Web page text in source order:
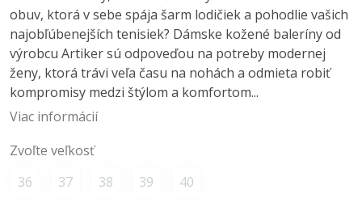
obuv, ktorá v sebe spája šarm lodičiek a pohodlie vašich
najobľúbenejších tenisiek? Dámske kožené baleríny od
výrobcu Artiker sú odpoveďou na potreby modernej
ženy, ktorá trávi veľa času na nohách a odmieta robiť
kompromisy medzi štýlom a komfortom...
Viac informácií
Zvoľte veľkosť
36
37 38 39
40